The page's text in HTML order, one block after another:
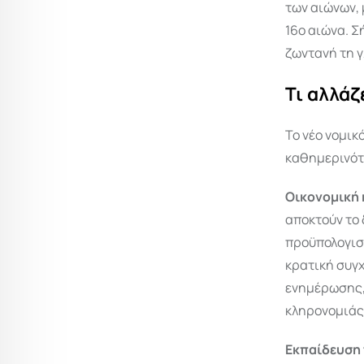
των αιώνων,
16ο αιώνα.
ζωντανή τη
Τι
Το νέο
Οικονομική
αποκτούν το
κρατική
ενημέρωσης,
Εκπαίδευση